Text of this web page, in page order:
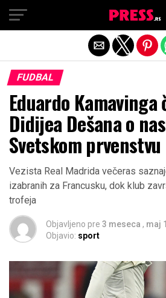
FUDBAL
Eduardo
Didijea Dešana o
Svetskom prvenstvu
Vezista Real Madrida večeras
izabranih za Francusku, dok klub
trofeja
Objavljeno pre 3 meseca , maj
Objavio: sport
Exit mobile